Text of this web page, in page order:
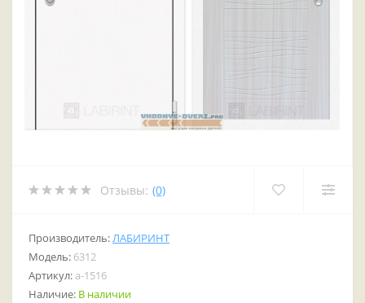
Отзывы: (0)
Производитель:ЛАБИРИНТ
Модель: 6312
Артикул: a-1516
Наличие: В наличии